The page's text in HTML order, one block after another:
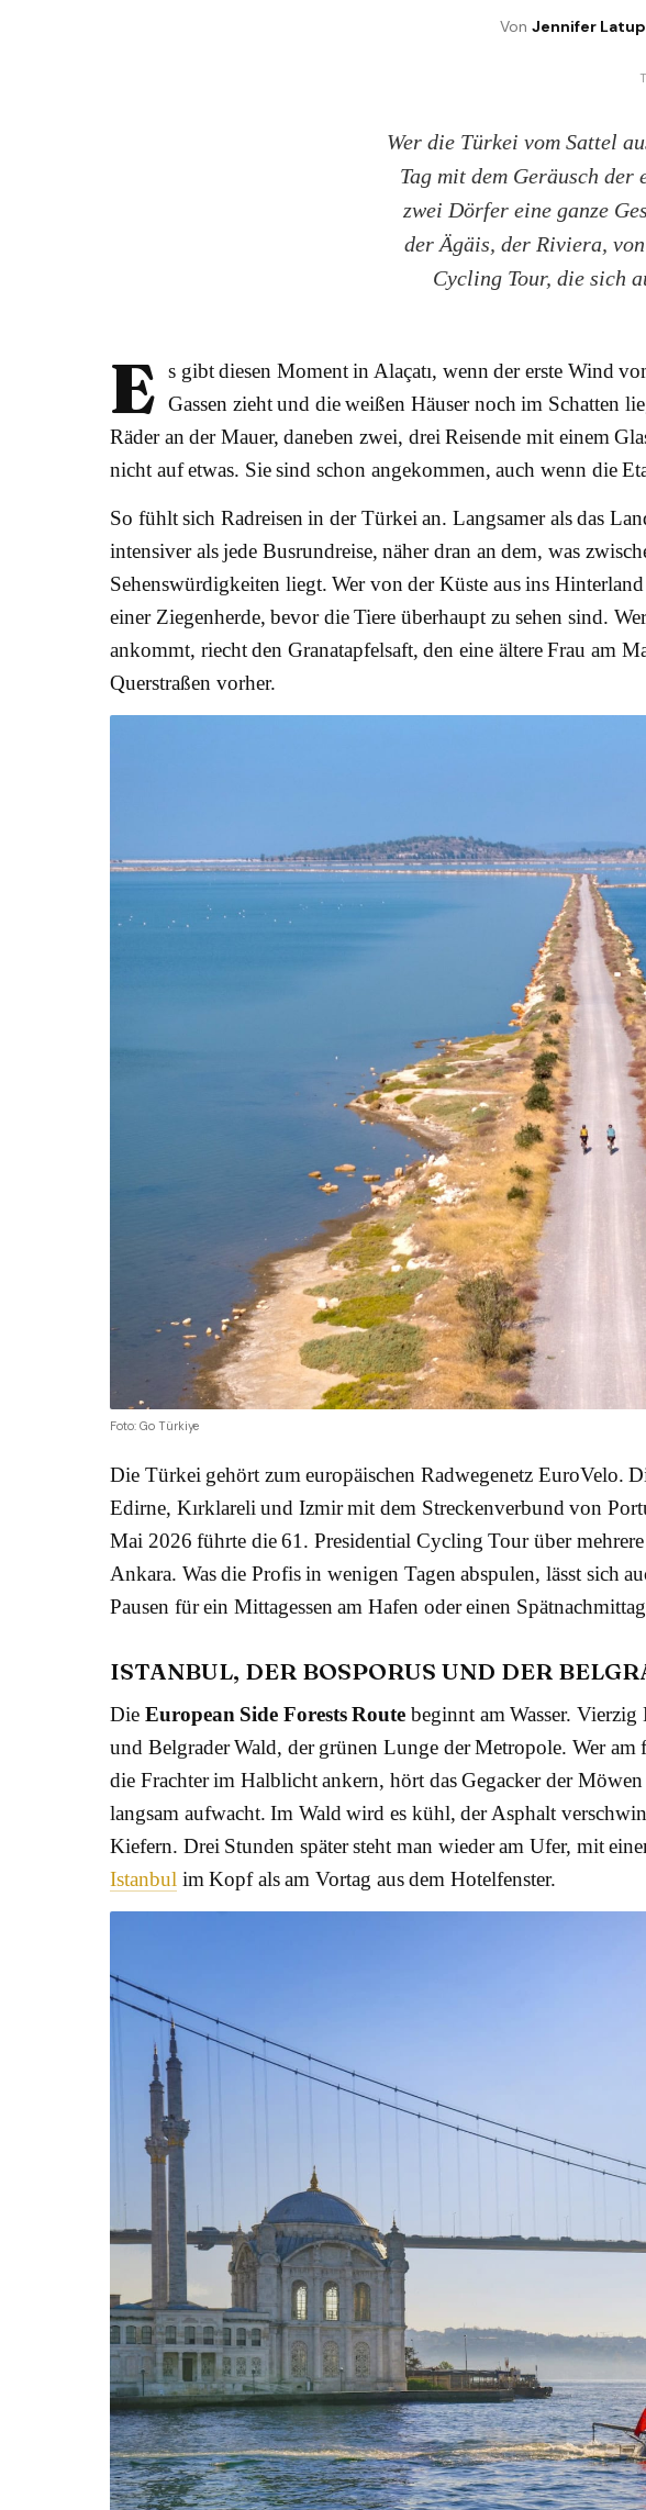
Von Jennifer
Wer die Türkei vom Sattel
Tag mit dem Geräusch der
zwei Dörfer eine ganze
der Ägäis, der Riviera,
Cycling Tour, die sich
E s gibt diesen Moment in Alaçatı, wenn der erste Wind
Gassen zieht und die weißen Häuser noch im Schatten
Räder an der Mauer, daneben zwei, drei Reisende mit einem
nicht auf etwas. Sie sind schon angekommen, auch wenn die
So fühlt sich Radreisen in der Türkei an. Langsamer als das
intensiver als jede Busrundreise, näher dran an dem, was
Sehenswürdigkeiten liegt. Wer von der Küste aus ins
einer Ziegenherde, bevor die Tiere überhaupt zu sehen sind.
ankommt, riecht den Granatapfelsaft, den eine ältere Frau am
Querstraßen vorher.
Foto: Go Türkiye
Die Türkei gehört zum europäischen Radwegenetz EuroVelo.
Edirne, Kırklareli und Izmir mit dem Streckenverbund von
Mai 2026 führte die 61. Presidential Cycling Tour über
Ankara. Was die Profis in wenigen Tagen abspulen, lässt sich
Pausen für ein Mittagessen am Hafen oder einen
ISTANBUL, DER BOSPORUS UND DER
Die European Side Forests Route beginnt am Wasser.
und Belgrader Wald, der grünen Lunge der Metropole. Wer
die Frachter im Halblicht ankern, hört das Gegacker der
langsam aufwacht. Im Wald wird es kühl, der Asphalt
Kiefern. Drei Stunden später steht man wieder am Ufer, mit
Istanbul im Kopf als am Vortag aus dem Hotelfenster.